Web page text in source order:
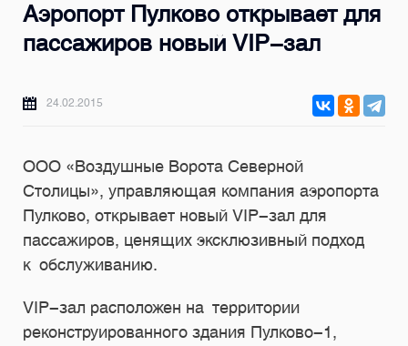
Аэропорт Пулково открывает для
пассажиров новый VIP-зал
24.02.2015
ООО «Воздушные Ворота Северной
Столицы», управляющая компания аэропорта
Пулково, открывает новый VIP-зал для
пассажиров, ценящих эксклюзивный подход
к обслуживанию.
VIP-зал расположен на территории
реконструированного здания Пулково-1,